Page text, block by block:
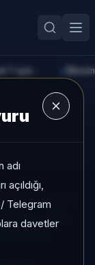
adı
Telegram
davetler
3,69, son 3
sinyaliyle
sunulur.